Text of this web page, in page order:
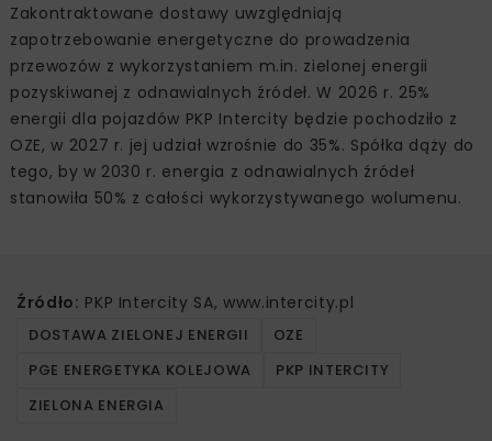
Zakontraktowane dostawy uwzględniają
zapotrzebowanie energetyczne do prowadzenia
przewozów z wykorzystaniem m.in. zielonej energii
pozyskiwanej z odnawialnych źródeł. W 2026 r. 25%
energii dla pojazdów PKP Intercity będzie pochodziło z
OZE, w 2027 r. jej udział wzrośnie do 35%. Spółka dąży do
tego, by w 2030 r. energia z odnawialnych źródeł
stanowiła 50% z całości wykorzystywanego wolumenu.
Źródło: PKP Intercity SA, www.intercity.pl
DOSTAWA ZIELONEJ ENERGII
OZE
PGE ENERGETYKA KOLEJOWA
PKP INTERCITY
ZIELONA ENERGIA